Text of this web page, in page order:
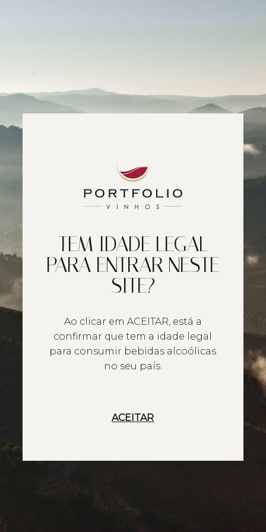
TEM IDADE LEGAL
PARA ENTRAR NESTE
SITE?
Ao clicar em ACEITAR, está a
confirmar que tem a idade legal
para consumir bebidas alcoólicas
no seu país.
ACEITAR